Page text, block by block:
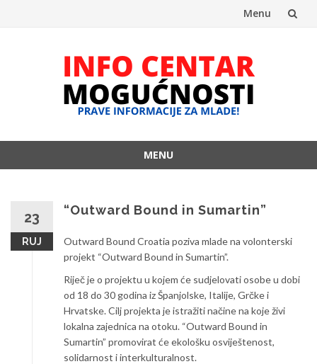
Menu
MENU
23
RUJ
“Outward Bound in Sumartin”
Outward Bound Croatia poziva mlade na volonterski
projekt “Outward Bound in Sumartin”.
Riječ je o projektu u kojem će sudjelovati osobe u dobi
od 18 do 30 godina iz Španjolske, Italije, Grčke i
Hrvatske. Cilj projekta je istražiti načine na koje živi
lokalna zajednica na otoku. “Outward Bound in
Sumartin” promovirat će ekološku osviještenost,
solidarnost i interkulturalnost.